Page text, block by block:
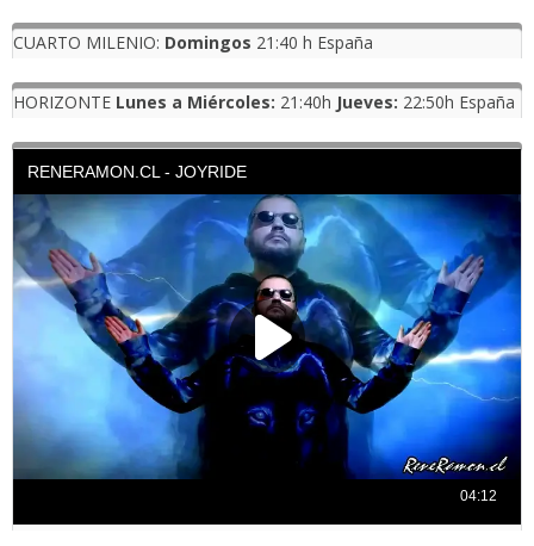
CUARTO MILENIO: Domingos 21:40 h España
HORIZONTE Lunes a Miércoles: 21:40h Jueves: 22:50h España